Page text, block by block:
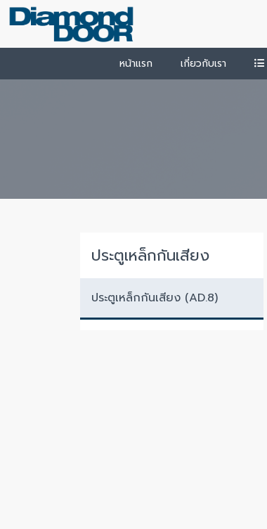
หน้าแรก เกี่ยวกับเรา
ประตูเหล็กกันเสียง
ประตูเหล็กกันเสียง (AD.8)